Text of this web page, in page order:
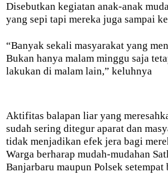
Disebutkan kegiatan anak-anak
yang sepi tapi mereka juga sampai
“Banyak sekali masyarakat yang
Bukan hanya malam minggu saja
lakukan di malam lain,” keluhnya
Aktifitas balapan liar yang
sudah sering ditegur aparat dan
tidak menjadikan efek jera bagi
Warga berharap mudah-mudahan
Banjarbaru maupun Polsek setempat